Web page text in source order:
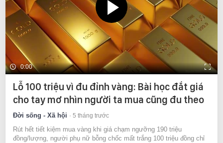
0:00
Lỗ 100 triệu vì đu đỉnh vàng: Bài học đắt giá
cho tay mơ nhìn người ta mua cũng đu theo
Đời sống - Xã hội 5 tháng trước
Rút hết tiết kiệm mua vàng khi giá chạm ngưỡng 190 triệu
đồng/lượng, người phụ nữ bỗng chốc mất trắng 100 triệu đồng chỉ